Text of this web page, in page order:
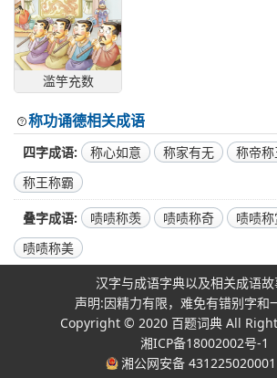
滥竽充数
称功诵德相关成语
四字成语 称心如意 称家有无 称帝称
称王称霸
叠字成语 啧啧称羡 啧啧称奇 啧啧称
啧啧称美
汉字与成语字典以及相关成语
声明:因精力有限，难免有错别字和
Copyright © 2020 百题词典 All
湘ICP备18002002号-1
湘公网安备